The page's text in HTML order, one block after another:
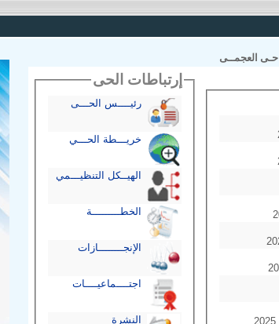
حـى العجمــى
إرتباطات الحى
رئيــــس الحـــى
خريـــطة الحـــي
الهيــكل التنظيـــمي
الخطـــــــــة
الإنجــــــــازات
اجتــــماعيــــات
النشرة